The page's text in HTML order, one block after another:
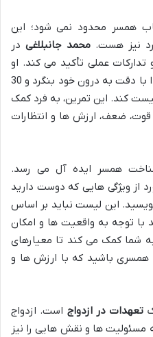
همسر محدود نمی شود؛ این
نیز هست. محمد جانبلاغی در
عملی تأکید می کند. او
پیشنهاد می دهد که هر فردی ابتدا با دقت به درون خود بنگرد و 30
کند. این تمرین، به فرد کمک
ضعف، ارزش ها و انتظارات
همسر ایده آل می رسد.
توصیه می کند که 30 مورد از ویژگی هایی که دوست دارید
این لیست نباید بر اساس
با توجه به واقعیت ها و امکان
شما کمک می کند تا معیارهای
باشید که با ارزش ها و
تعهدات در ازدواج است. ازدواج
مسئولیت ها و نقش هایی را نیز